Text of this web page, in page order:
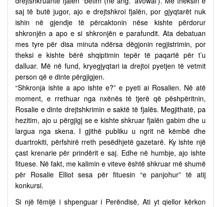
saj të butë jugor, ajo e drejtshkroi fjalën, por gjyqtarët nuk
ishin në gjendje të përcaktonin nëse kishte përdorur
shkronjën a apo e si shkronjën e parafundit. Ata debatuan
mes tyre për disa minuta ndërsa dëgjonin regjistrimin, por
theksi e kishte bërë shqiptimin tepër të paqartë për t’u
dalluar. Më në fund, kryegjyqtari ia drejtoi pyetjen të vetmit
person që e dinte përgjigjen.
“Shkronja ishte a apo ishte e?” e pyeti ai Rosalien. Në atë
moment, e rrethuar nga nxënës të tjerë që pëshpëritnin,
Rosalie e dinte drejtshkrimin e saktë të fjalës. Megjithatë, pa
hezitim, ajo u përgjigj se e kishte shkruar fjalën gabim dhe u
largua nga skena. I gjithë publiku u ngrit në këmbë dhe
duartrokiti, përfshirë rreth pesëdhjetë gazetarë. Ky ishte një
çast krenarie për prindërit e saj. Edhe në humbje, ajo ishte
fituese. Në fakt, me kalimin e viteve është shkruar më shumë
për Rosalie Elliot sesa për fituesin “e panjohur” të atij
konkursi.
Si një fëmijë i shpenguar i Perëndisë, Ati yt qiellor kërkon